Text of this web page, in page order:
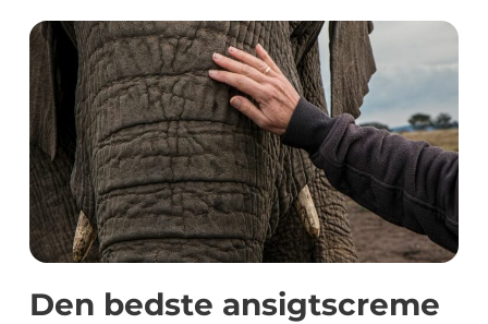
Den bedste ansigtscreme